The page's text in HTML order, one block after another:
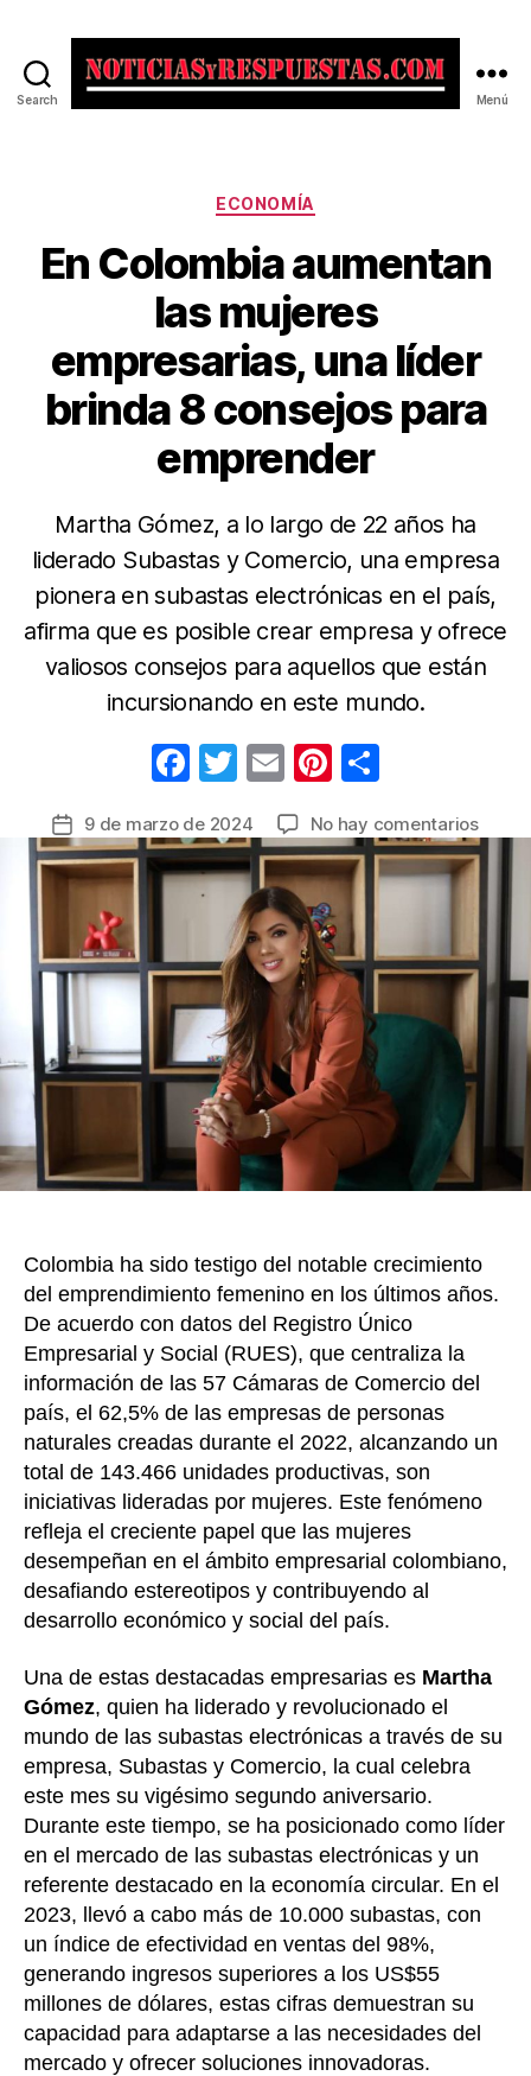
Search Menú
Categorías
ECONOMÍA
En Colombia aumentan
las mujeres
empresarias, una líder
brinda 8 consejos para
emprender
Martha Gómez, a lo largo de 22 años ha
liderado Subastas y Comercio, una empresa
pionera en subastas electrónicas en el país,
afirma que es posible crear empresa y ofrece
valiosos consejos para aquellos que están
incursionando en este mundo.
F
c
e
o
o
k
T
itt
er
E
ail
Pi
er
e
st
m
p
tir
Fecha
de
la
9 de marzo de 2024 No hay comentariosen
En
una
brinda
Colombia ha sido testigo del notable crecimiento
del emprendimiento femenino en los últimos años.
De acuerdo con datos del Registro Único
Empresarial y Social (RUES), que centraliza la
información de las 57 Cámaras de Comercio del
país, el 62,5% de las empresas de personas
naturales creadas durante el 2022, alcanzando un
total de 143.466 unidades productivas, son
iniciativas lideradas por mujeres. Este fenómeno
refleja el creciente papel que las mujeres
desempeñan en el ámbito empresarial colombiano,
desafiando estereotipos y contribuyendo al
desarrollo económico y social del país.
Una de estas destacadas empresarias es Martha
Gómez, quien ha liderado y revolucionado el
mundo de las subastas electrónicas a través de su
empresa, Subastas y Comercio, la cual celebra
este mes su vigésimo segundo aniversario.
Durante este tiempo, se ha posicionado como líder
en el mercado de las subastas electrónicas y un
referente destacado en la economía circular. En el
2023, llevó a cabo más de 10.000 subastas, con
un índice de efectividad en ventas del 98%,
generando ingresos superiores a los US$55
millones de dólares, estas cifras demuestran su
capacidad para adaptarse a las necesidades del
mercado y ofrecer soluciones innovadoras.